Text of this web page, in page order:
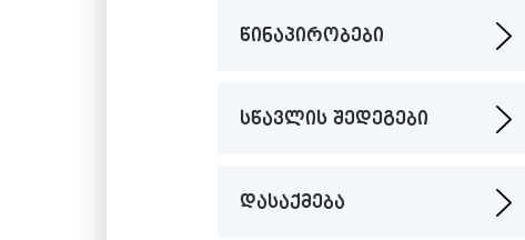
წინაპირობები
სწავლის შედეგები
დასაქმება